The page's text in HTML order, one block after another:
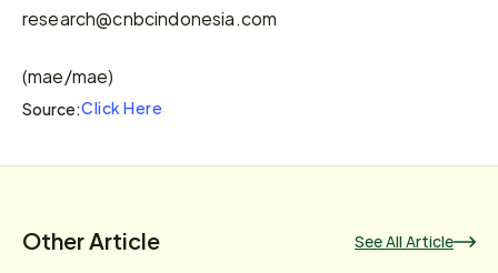
research@cnbcindonesia.com
(mae/mae)
Source:Click Here
Other Article See All Article